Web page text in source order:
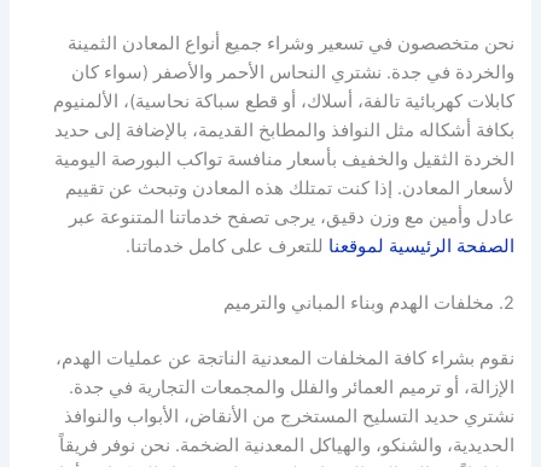
نحن متخصصون في تسعير وشراء جميع أنواع المعادن الثمينة
والخردة في جدة. نشتري النحاس الأحمر والأصفر (سواء كان
كابلات كهربائية تالفة، أسلاك، أو قطع سباكة نحاسية)، الألمنيوم
بكافة أشكاله مثل النوافذ والمطابخ القديمة، بالإضافة إلى حديد
الخردة الثقيل والخفيف بأسعار منافسة تواكب البورصة اليومية
لأسعار المعادن. إذا كنت تمتلك هذه المعادن وتبحث عن تقييم
عادل وأمين مع وزن دقيق، يرجى تصفح خدماتنا المتنوعة عبر
الصفحة الرئيسية لموقعنا للتعرف على كامل خدماتنا.
2. مخلفات الهدم وبناء المباني والترميم
نقوم بشراء كافة المخلفات المعدنية الناتجة عن عمليات الهدم،
الإزالة، أو ترميم العمائر والفلل والمجمعات التجارية في جدة.
نشتري حديد التسليح المستخرج من الأنقاض، الأبواب والنوافذ
الحديدية، والشنكو، والهياكل المعدنية الضخمة. نحن نوفر فريقاً